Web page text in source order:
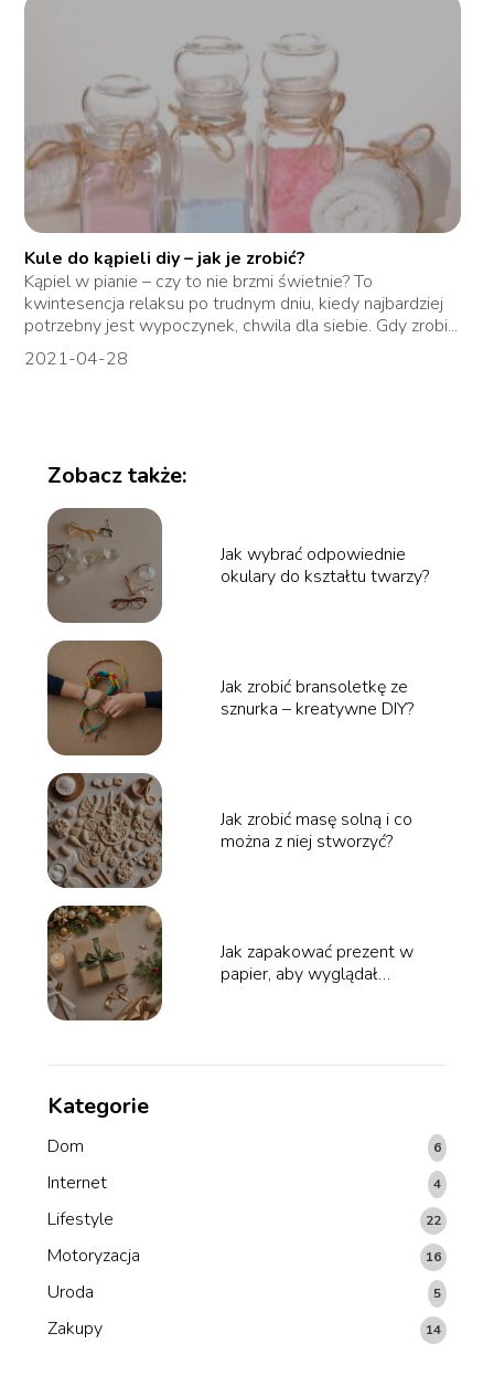
Kule do kąpieli diy – jak je zrobić?
Kąpiel w pianie – czy to nie brzmi świetnie? To
kwintesencja relaksu po trudnym dniu, kiedy najbardziej
potrzebny jest wypoczynek, chwila dla siebie. Gdy zrobi...
2021-04-28
Zobacz także:
Jak wybrać odpowiednie
okulary do kształtu twarzy?
Jak zrobić bransoletkę ze
sznurka – kreatywne DIY?
Jak zrobić masę solną i co
można z niej stworzyć?
Jak zapakować prezent w
papier, aby wyglądał
Kategorie
Dom 6
Internet 4
Lifestyle 22
Motoryzacja 16
Uroda 5
Zakupy 14